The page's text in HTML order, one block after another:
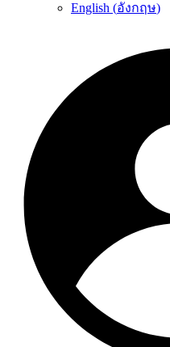
English (อังกฤษ)